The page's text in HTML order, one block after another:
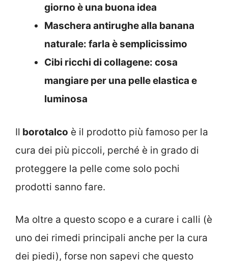
giorno è una buona idea
Maschera antirughe alla banana
naturale: farla è semplicissimo
Cibi ricchi di collagene: cosa
mangiare per una pelle elastica e
luminosa
Il borotalco è il prodotto più famoso per la
cura dei più piccoli, perché è in grado di
proteggere la pelle come solo pochi
prodotti sanno fare.
Ma oltre a questo scopo e a curare i calli (è
uno dei rimedi principali anche per la cura
dei piedi), forse non sapevi che questo